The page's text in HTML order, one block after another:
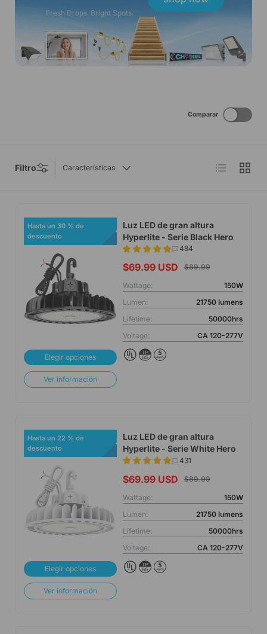
Fresh Drops. Bright Spots.
Filtro Características
Comparar
Lista
Hasta un 30 % de
descuento
Elegir opciones
Ver información
Luz LED de gran altura
Hyperlite - Serie Black Hero
484
$69.99 USD $89.99
Wattage:
150W
Lumen:
21750 lumens
Lifetime:
50000hrs
Voltage:
CA 120-277V
Hasta un 22 % de
descuento
Elegir opciones
Ver información
Luz LED de gran altura
Hyperlite - Serie White Hero
431
$69.99 USD $89.99
Wattage:
150W
Lumen:
21750 lumens
Lifetime:
50000hrs
Voltage:
CA 120-277V